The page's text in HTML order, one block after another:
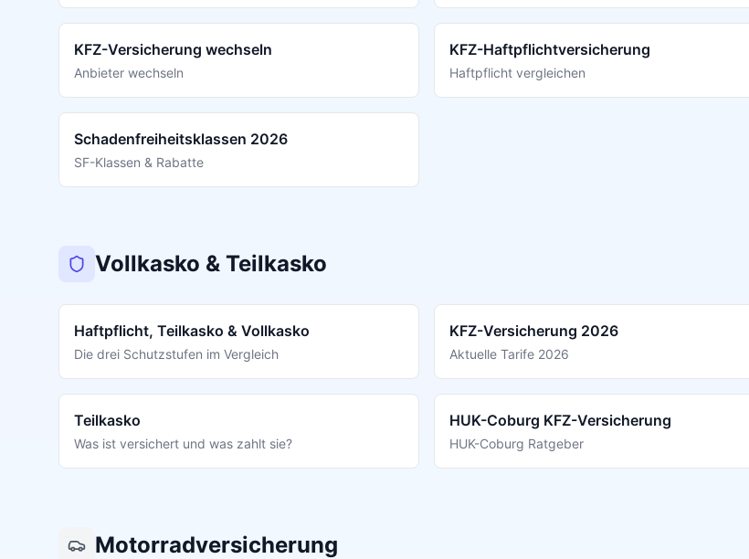
KFZ-Versicherung wechseln
Anbieter wechseln
KFZ-Haftpflichtversicherung
Haftpflicht vergleichen
Schadenfreiheitsklassen 2026
SF-Klassen & Rabatte
Vollkasko & Teilkasko
Haftpflicht, Teilkasko & Vollkasko
Die drei Schutzstufen im Vergleich
KFZ-Versicherung 2026
Aktuelle Tarife 2026
Teilkasko
Was ist versichert und was zahlt sie?
HUK-Coburg KFZ-Versicherung
HUK-Coburg Ratgeber
Motorradversicherung